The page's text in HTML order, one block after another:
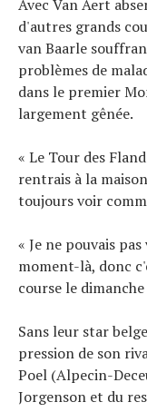
Avec Van Aert
d'autres grands
van Baarle
problèmes de
dans le premier
largement gênée.
« Le Tour des
rentrais à la
toujours voir
« Je ne pouvais
moment-là, donc
course le
Sans leur star
pression de son
Poel (Alpecin-
Jorgenson et du